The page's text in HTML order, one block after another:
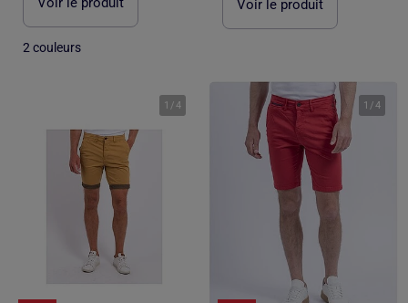
2 couleurs
Voir le produit
1 /4 1 /4